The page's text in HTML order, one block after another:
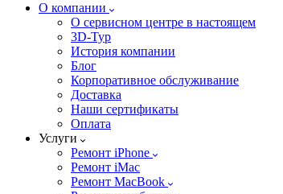
О компании
О сервисном центре в настоящем
3D-Тур
История компании
Блог
Корпоративное обслуживание
Доставка
Наши сертификаты
Оплата
Услуги
Ремонт iPhone
Ремонт iMac
Ремонт MacBook